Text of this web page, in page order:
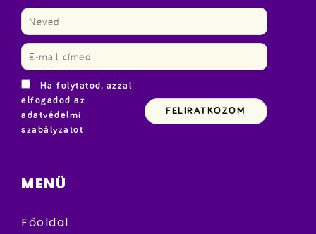
Ha folytatod, azzal
elfogadod az
adatvédelmi
szabályzatot
MENÜ
Főoldal